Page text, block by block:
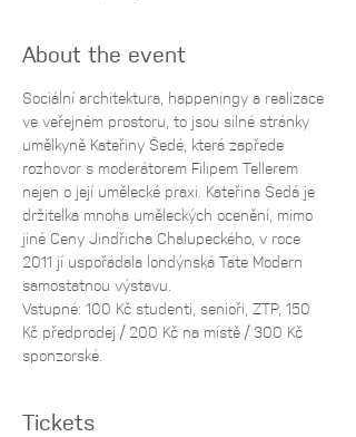
About the event
Sociální architektura, happeningy a realizace
ve veřejném prostoru, to jsou silné stránky
umělkyně Kateřiny Šedé, která zapřede
rozhovor s moderátorem Filipem Tellerem
nejen o její umělecké praxi. Kateřina Šedá je
držitelka mnoha uměleckých ocenění, mimo
jiné Ceny Jindřicha Chalupeckého, v roce
2011 jí uspořádala londýnská Tate Modern
samostatnou výstavu.
Vstupné: 100 Kč studenti, senioři, ZTP, 150
Kč předprodej / 200 Kč na místě / 300 Kč
sponzorské.
Tickets